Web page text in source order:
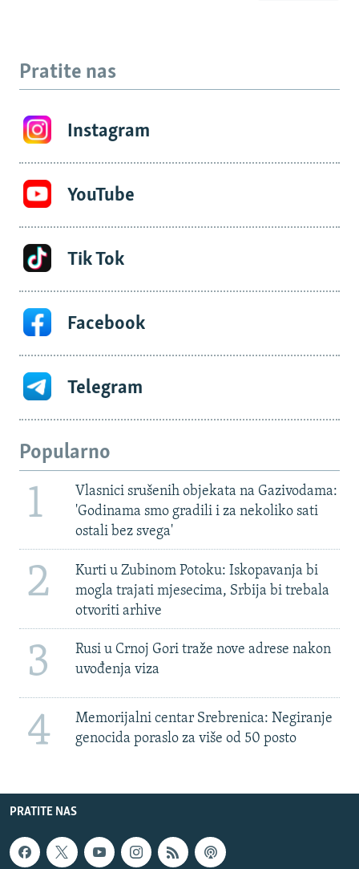
Pratite nas
Instagram
YouTube
Tik Tok
Facebook
Telegram
Popularno
1
Vlasnici srušenih objekata na Gazivodama:
'Godinama smo gradili i za nekoliko sati
ostali bez svega'
2
Kurti u Zubinom Potoku: Iskopavanja bi
mogla trajati mjesecima, Srbija bi trebala
otvoriti arhive
3
Rusi u Crnoj Gori traže nove adrese nakon
uvođenja viza
4
Memorijalni centar Srebrenica: Negiranje
genocida poraslo za više od 50 posto
PRATITE NAS